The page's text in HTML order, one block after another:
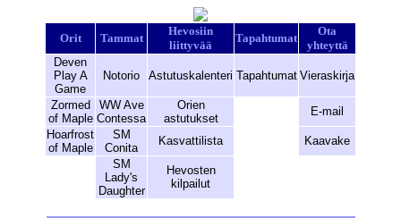
Orit Tammat
Hevosiin
liittyvää
Tapahtumat
Ota
yhteyttä
Deven
Play A
Game
Notorio Astutuskalenteri Tapahtumat Vieraskirja
Zormed
of Maple
WW Ave
Contessa
Orien
astutukset
E-mail
Hoarfrost
of Maple
SM
Conita
Kasvattilista
Kaavake
SM
Lady's
Daughter
Hevosten
kilpailut